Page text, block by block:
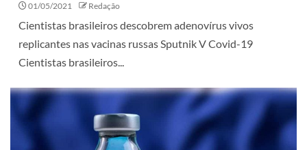
01/05/2021 Redação
Cientistas brasileiros descobrem adenovírus vivos
replicantes nas vacinas russas Sputnik V Covid-19
Cientistas brasileiros...